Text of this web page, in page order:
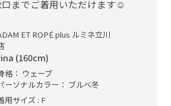
までご着用いただけます☺︎
ET ROPÉ plus ルミネ立川
(160cm)
格： ウェーブ
ーソナルカラー： ブルべ冬
用サイズ : F